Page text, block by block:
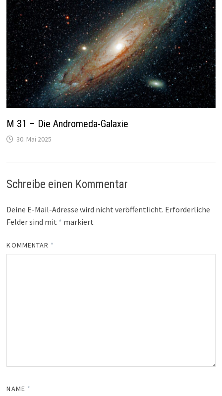
M 31 – Die Andromeda-Galaxie
30. Mai 2025
Schreibe einen Kommentar
Deine E-Mail-Adresse wird nicht veröffentlicht. Erforderliche
Felder sind mit * markiert
KOMMENTAR *
NAME *